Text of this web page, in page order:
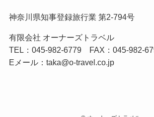
神奈川県知事登録旅行業 第2-794号
有限会社 オーナーズトラベル
TEL： 045-982-6779FAX：045-982-
Eメール： taka@o-travel.co.jp